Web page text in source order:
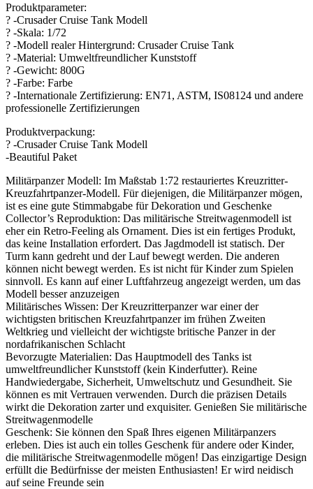
Produktparameter:
? -Crusader Cruise Tank Modell
? -Skala: 1/72
? -Modell realer Hintergrund: Crusader Cruise Tank
? -Material: Umweltfreundlicher Kunststoff
? -Gewicht: 800G
? -Farbe: Farbe
? -Internationale Zertifizierung: EN71, ASTM, IS08124 und andere
professionelle Zertifizierungen
Produktverpackung:
? -Crusader Cruise Tank Modell
-Beautiful Paket
Militärpanzer Modell: Im Maßstab 1:72 restauriertes Kreuzritter-
Kreuzfahrtpanzer-Modell. Für diejenigen, die Militärpanzer mögen,
ist es eine gute Stimmabgabe für Dekoration und Geschenke
Collector’s Reproduktion: Das militärische Streitwagenmodell ist
eher ein Retro-Feeling als Ornament. Dies ist ein fertiges Produkt,
das keine Installation erfordert. Das Jagdmodell ist statisch. Der
Turm kann gedreht und der Lauf bewegt werden. Die anderen
können nicht bewegt werden. Es ist nicht für Kinder zum Spielen
sinnvoll. Es kann auf einer Luftfahrzeug angezeigt werden, um das
Modell besser anzuzeigen
Militärisches Wissen: Der Kreuzritterpanzer war einer der
wichtigsten britischen Kreuzfahrtpanzer im frühen Zweiten
Weltkrieg und vielleicht der wichtigste britische Panzer in der
nordafrikanischen Schlacht
Bevorzugte Materialien: Das Hauptmodell des Tanks ist
umweltfreundlicher Kunststoff (kein Kinderfutter). Reine
Handwiedergabe, Sicherheit, Umweltschutz und Gesundheit. Sie
können es mit Vertrauen verwenden. Durch die präzisen Details
wirkt die Dekoration zarter und exquisiter. Genießen Sie militärische
Streitwagenmodelle
Geschenk: Sie können den Spaß Ihres eigenen Militärpanzers
erleben. Dies ist auch ein tolles Geschenk für andere oder Kinder,
die militärische Streitwagenmodelle mögen! Das einzigartige Design
erfüllt die Bedürfnisse der meisten Enthusiasten! Er wird neidisch
auf seine Freunde sein